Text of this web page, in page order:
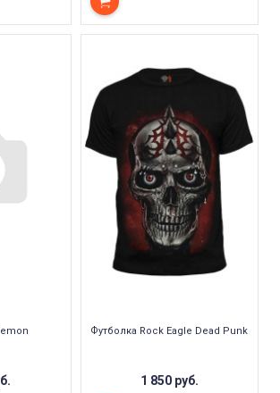
Футболка Rock Eagle Dead Punk
1 850 руб.